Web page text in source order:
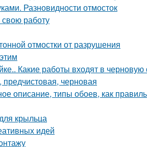
Разновидности отмосток
работу
отмостки от разрушения
Какие работы входят в черновую
предчистовая, черновая
описание, типы обоев, как
крыльца
идей